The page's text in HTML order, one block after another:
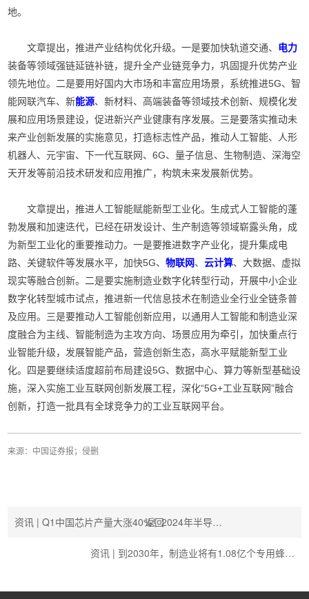
地。
文章提出，推进产业结构优化升级。一是要加快轨道交通、 电力
装备等领域强链延链补链，提升全产业链竞争力，巩固提升优势产业
领先地位。二是要用好国内大市场和丰富应用场景，系统推进5G、智
能网联汽车、新能源、新材料、高端装备等领域技术创新、规模化发
展和应用场景建设，促进新兴产业健康有序发展。三是要落实推动未
来产业创新发展的实施意见，打造标志性产品，推动人工智能、人形
机器人、元宇宙、下一代互联网、6G、量子信息、生物制造、深海空
天开发等前沿技术研发和应用推广，构筑未来发展新优势。
文章提出，推进人工智能赋能新型工业化。生成式人工智能的蓬
勃发展和加速迭代，已经在研发设计、生产制造等领域崭露头角，成
为新型工业化的重要推动力。一是要推进数字产业化，提升集成电
路、关键软件等发展水平，加快5G、物联网、云计算、大数据、虚拟
现实等融合创新。二是要实施制造业数字化转型行动，开展中小企业
数字化转型城市试点，推进新一代信息技术在制造业全行业全链条普
及应用。三是要推动人工智能创新应用，以通用人工智能和制造业深
度融合为主线、智能制造为主攻方向、场景应用为牵引，加快重点行
业智能升级，发展智能产品，营造创新生态，高水平赋能新型工业
化。四是要继续适度超前布局建设5G、数据中心、算力等新型基础设
施，深入实施工业互联网创新发展工程，深化“5G+工业互联网”融合
创新，打造一批具有全球竞争力的工业互联网平台。
来源：中国证券报；侵删
资讯 | Q1中国芯片产量大涨40%！2024年半导…
返回
资讯 | 到2030年，制造业将有1.08亿个专用蜂…